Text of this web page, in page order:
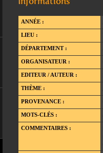
ANNÉE :
LIEU :
DÉPARTEMENT :
ORGANISATEUR :
EDITEUR / AUTEUR :
THÈME :
PROVENANCE :
MOTS-CLÉS :
COMMENTAIRES :